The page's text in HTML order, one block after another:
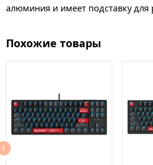
алюминия и имеет подставку для
Похожие товары